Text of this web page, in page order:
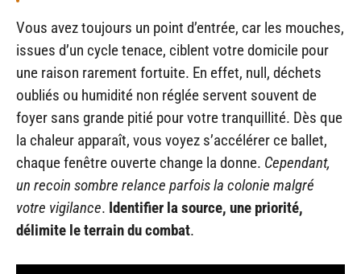
Vous avez toujours un point d’entrée, car les mouches,
issues d’un cycle tenace, ciblent votre domicile pour
une raison rarement fortuite. En effet, null, déchets
oubliés ou humidité non réglée servent souvent de
foyer sans grande pitié pour votre tranquillité. Dès que
la chaleur apparaît, vous voyez s’accélérer ce ballet,
chaque fenêtre ouverte change la donne. Cependant,
un recoin sombre relance parfois la colonie malgré
votre vigilance. Identifier la source, une priorité,
délimite le terrain du combat.